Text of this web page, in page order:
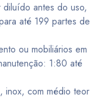
antes do uso,
até 199 partes de
ou mobiliários em
1:80 até
inox, com médio teor